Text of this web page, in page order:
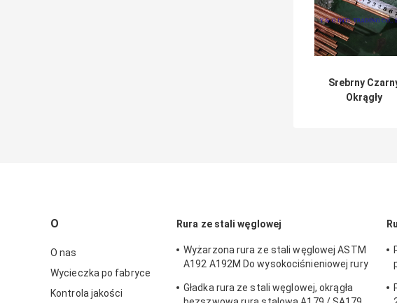
Srebrny
Okrągły
O
O nas
Wycieczka po fabryce
Kontrola jakości
Rura ze stali węglowej
Wyżarzona rura ze stali węglowej ASTM
A192 A192M Do wysokociśnieniowej rury
Gładka rura ze stali węglowej, okrągła